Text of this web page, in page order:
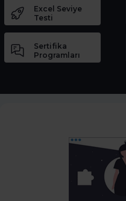
Excel Seviye
Testi
Sertifika
Programları